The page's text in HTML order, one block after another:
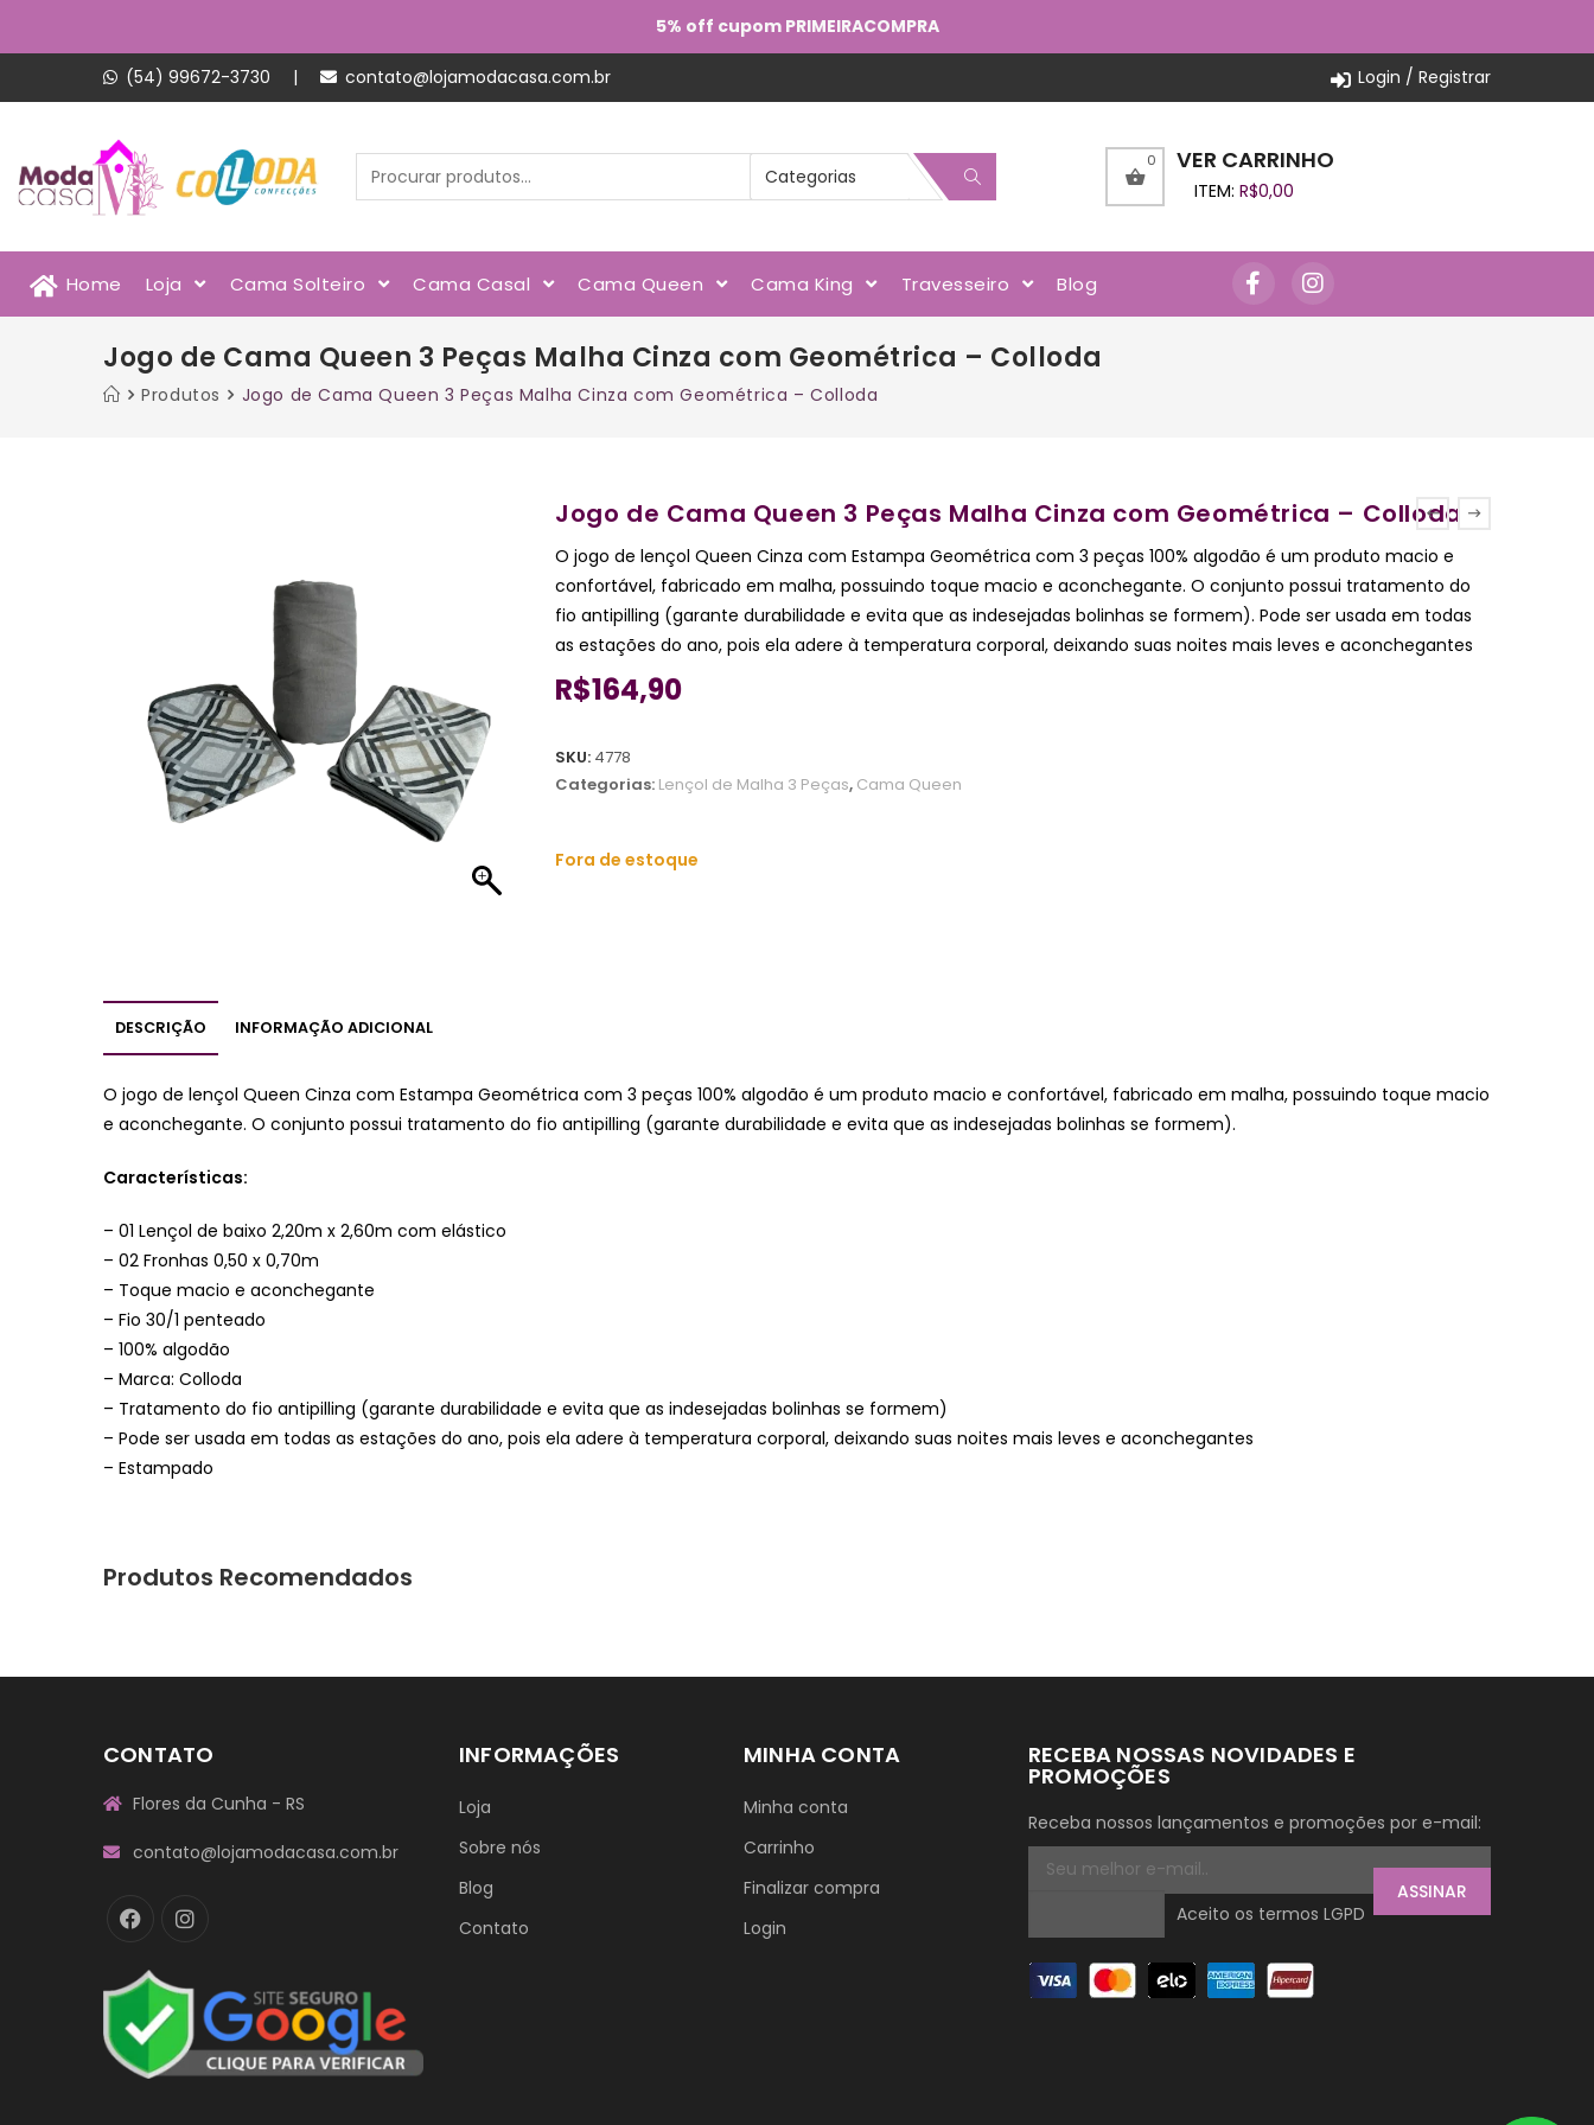
5% off cupom PRIMEIRACOMPRA
Login / Registrar
(54) 99672-3730 | contato@lojamodacasa.com.br
0 VER CARRINHO
ITEM: R$0,00
Home Loja Cama Solteiro Cama Casal Cama Queen Cama King Travesseiro Blog
Jogo de Cama Queen 3 Peças Malha Cinza com Geométrica – Colloda
Produtos Jogo de Cama Queen 3 Peças Malha Cinza com Geométrica – Colloda
Jogo de Cama Queen 3 Peças Malha Cinza com Geométrica – Colloda
O jogo de lençol Queen Cinza com Estampa Geométrica com 3 peças 100% algodão é um produto macio e
confortável, fabricado em malha, possuindo toque macio e aconchegante. O conjunto possui tratamento do
fio antipilling (garante durabilidade e evita que as indesejadas bolinhas se formem). Pode ser usada em todas
as estações do ano, pois ela adere à temperatura corporal, deixando suas noites mais leves e aconchegantes
R$164,90
SKU: 4778
Categorias: Lençol de Malha 3 Peças, Cama Queen
Fora de estoque
DESCRIÇÃO INFORMAÇÃO ADICIONAL
O jogo de lençol Queen Cinza com Estampa Geométrica com 3 peças 100% algodão é um produto macio e confortável, fabricado em malha, possuindo toque macio
e aconchegante. O conjunto possui tratamento do fio antipilling (garante durabilidade e evita que as indesejadas bolinhas se formem).
Características:
– 01 Lençol de baixo 2,20m x 2,60m com elástico
– 02 Fronhas 0,50 x 0,70m
– Toque macio e aconchegante
– Fio 30/1 penteado
– 100% algodão
– Marca: Colloda
– Tratamento do fio antipilling (garante durabilidade e evita que as indesejadas bolinhas se formem)
– Pode ser usada em todas as estações do ano, pois ela adere à temperatura corporal, deixando suas noites mais leves e aconchegantes
– Estampado
Produtos Recomendados
CONTATO
Flores da Cunha - RS
contato@lojamodacasa.com.br
INFORMAÇÕES
Loja
Sobre nós
Blog
Contato
MINHA CONTA
Minha conta
Carrinho
Finalizar compra
Login
RECEBA NOSSAS NOVIDADES E
PROMOÇÕES
Receba nossos lançamentos e promoções por e-mail:
ASSINAR
Aceito os termos LGPD